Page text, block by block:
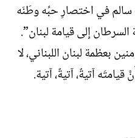
سالم في اختصارِ حبِّه وطَنَه
إِلى قيامة لبنان”.
بعظمة لبنان اللبناني، لا
آتيةٌ، آتيةٌ، آتية.